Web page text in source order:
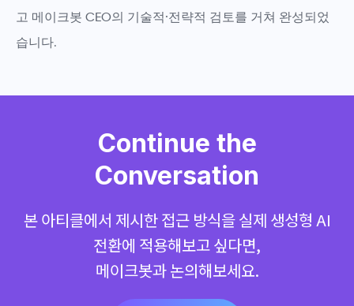
고 메이크봇 CEO의 기술적·전략적 검토를 거쳐 완성되었
습니다.
Continue the
Conversation
본 아티클에서 제시한 접근 방식을 실제 생성형 AI
전환에 적용해보고 싶다면,
메이크봇과 논의해보세요.